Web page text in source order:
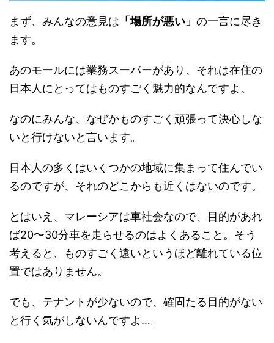
まず、みんなの意見は 「場所が悪い」 の一言に尽き
ます。
あのモールには業務スーパーがあり、それは在住の
日本人にとってはものすごく魅力的なんですよ。
なのにみんな、なぜかものすごく頑張って決心しな
いと行けないと言います。
日本人の多くはいくつかの地域に集まって住んでい
るのですが、それのどこからも近くはないのです。
とはいえ、マレーシアは車社会なので、目的があれ
ば20〜30分車を走らせるのはよくあること。そう
考えると、ものすごく遠いというほど離れている位
置ではありません。
でも、テナントが少ないので、確固たる目的がない
と行く気がしないんですよ…。